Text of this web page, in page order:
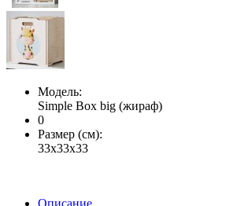
Модель:
Simple Box big (жираф)
0
Размер (см):
33х33х33